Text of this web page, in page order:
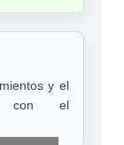
y el
con el